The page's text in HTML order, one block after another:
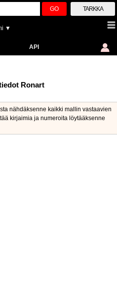
GO TARKKA
▼
API
Ronart
nähdäksenne kaikki mallin vastaavien
kirjaimia ja numeroita löytääksenne